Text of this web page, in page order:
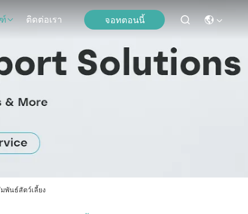
ติดต่อเรา จอทตอนนี้
พันธ์สัตว์เลี้ยง